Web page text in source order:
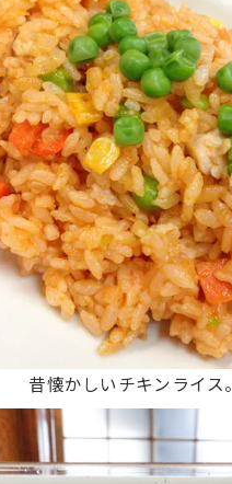
昔懐かしいチキンライス。